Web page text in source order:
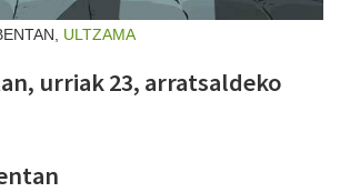
ULTZAMA
urriak 23, arratsaldeko